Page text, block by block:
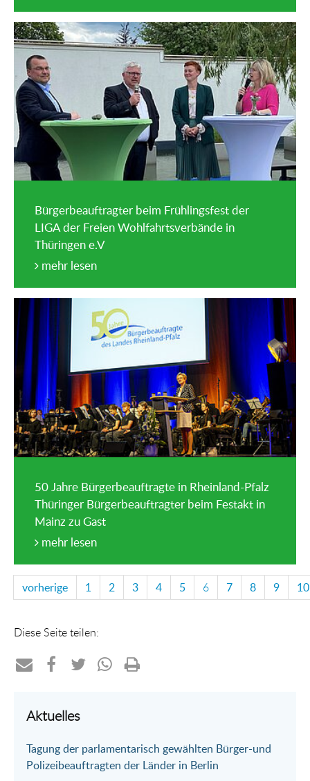
Bürgerbeauftragter beim Frühlingsfest der
LIGA der Freien Wohlfahrtsverbände in
Thüringen e.V
mehr lesen
50 Jahre Bürgerbeauftragte in Rheinland-Pfalz
Thüringer Bürgerbeauftragter beim Festakt in
Mainz zu Gast
mehr lesen
vorherige 1 2 3 4 5 6 7 8 9 10
Diese Seite teilen:
per
Mail
auf
Aktuelles
Tagung der parlamentarisch gewählten Bürger-und
Polizeibeauftragten der Länder in Berlin